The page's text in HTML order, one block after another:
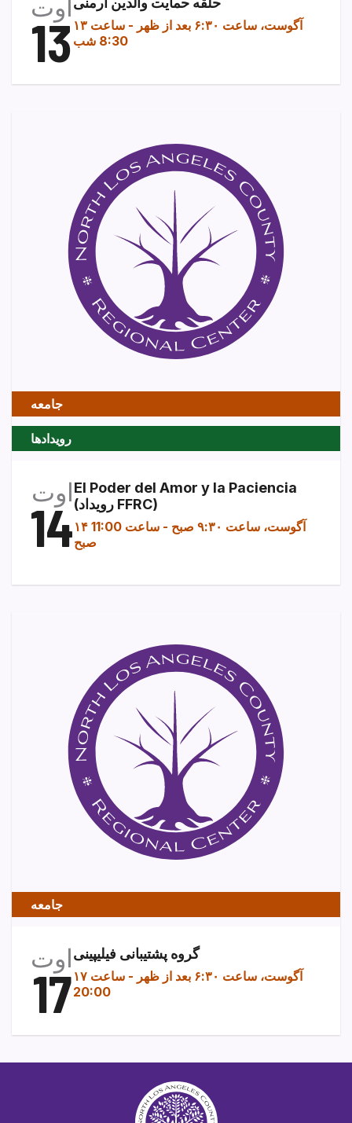
13 ۱۳ آگوست، ساعت ۶:۳۰ بعد از ظهر - ساعت
8:30 شب
جامعه
رویدادها
اوت
14
El Poder del Amor y la Paciencia
(رویداد FFRC)
۱۴ آگوست، ساعت ۹:۳۰ صبح -
ساعت 11:00
صبح
جامعه
اوت
17
گروه پشتیبانی فیلیپینی
۱۷ آگوست، ساعت ۶:۳۰ بعد از ظهر - ساعت
20:00